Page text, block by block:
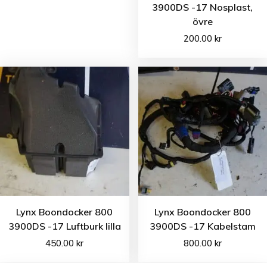
3900DS -17 Nosplast,
övre
200.00 kr
Lynx Boondocker 800
3900DS -17 Luftburk lilla
450.00kr
Lynx Boondocker 800
3900DS -17 Kabelstam
800.00 kr